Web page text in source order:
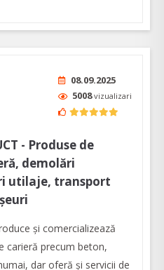
08.09.2025
5008vizualizari
- Produse de
demolări
utilaje, transport
și comercializează
carieră precum beton,
dar oferă şi servicii de